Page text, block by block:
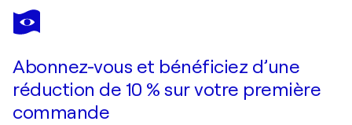
DENNY STOEKENBROEK
Ash and silence
Abonnez-vous et bénéficiez d’une
réduction de 10 % sur votre première
commande